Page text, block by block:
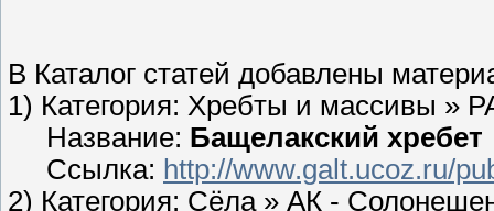
В Каталог статей добавлены
1) Категория: Хребты и массивы »
Название: Бащелакский хребет
Ссылка: http://www.galt.ucoz.ru/
2) Категория: Сёла » АК -